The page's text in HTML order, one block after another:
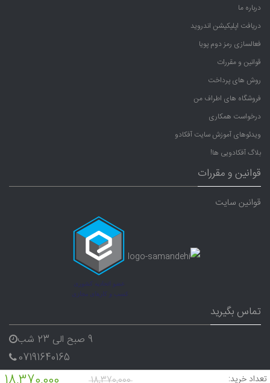
تعداد خرید:
درباره ما
دریافت اپلیکیشن اندروید
فعالسازی رمز دوم پویا
قوانین و مقررات
روش های پرداخت
فروشگاه های اطراف من
درخواست همکاری
ویدئوهای آموزش سایت آفکادو
بلاگ آفکادویی ها!
قوانین و مقررات
قوانین سایت
تماس بگیرید
9 صبح الی 23 شب
07191640165
09338282656